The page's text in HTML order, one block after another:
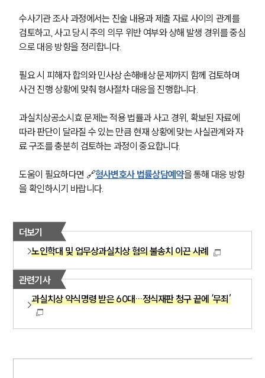
수사기관 조사 과정에서는 진술 내용과 제출 자료 사이의 관계를
검토하고, 사고 당시 주의 의무 위반 여부와 상해 발생 경위를 중심
으로 대응 방향을 정리합니다.
필요 시 피해자 합의와 민사상 손해배상 문제까지 함께 검토하며
사건 진행 상황에 맞춰 형사절차 대응을 진행합니다.
과실치상공소시효 문제는 적용 법률과 사고 경위, 확보된 자료에
따라 판단이 달라질 수 있는 만큼 현재 상황에 맞는 사실관계와 자
료 구조를 충분히 검토하는 과정이 중요합니다.
도움이 필요하다면 🔗형사변호사 법률상담예약을 통해 대응 방향
을 확인하시기 바랍니다.
더보기
노인학대 및 업무상과실치상 혐의 불송치 이끈 사례
관련기사
과실치상 약식명령 받은 60대…정식재판 청구 끝에 ‘무죄’